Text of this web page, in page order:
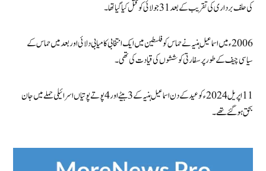
کی حلف برداری کی تقریب کے بعد 31 جولائی کو قتل کیا گیا تھا۔
2006ء میں اسماعیل ہنیہ نے حماس کو فلسطین میں ایک انتخابی کامیابی دلائی اور بعد میں حماس کے
سیاسی چیف کے طور پر سفارتی کوششوں کی قیادت کی تھی۔
11 اپریل 2024ء کو عید کے دن اسماعیل ہنیہ کے 3 بیٹے اور 4 پوتے پوتیاں اسرائیلی حملے میں جان
بحق ہوگئے تھے۔